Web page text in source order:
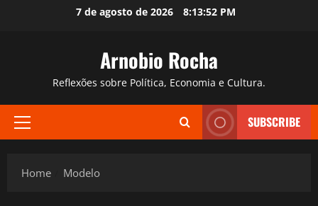
7 de agosto de 2026 8:13:53 PM
Arnobio Rocha
Reflexões sobre Política, Economia e Cultura.
Primary
SUBSCRIBE
Home Modelo